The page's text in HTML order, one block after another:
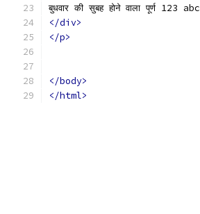
बुधवार की सुबह होने वाला पूर्ण 123 abc
</div>
</p>
</body>
</html>